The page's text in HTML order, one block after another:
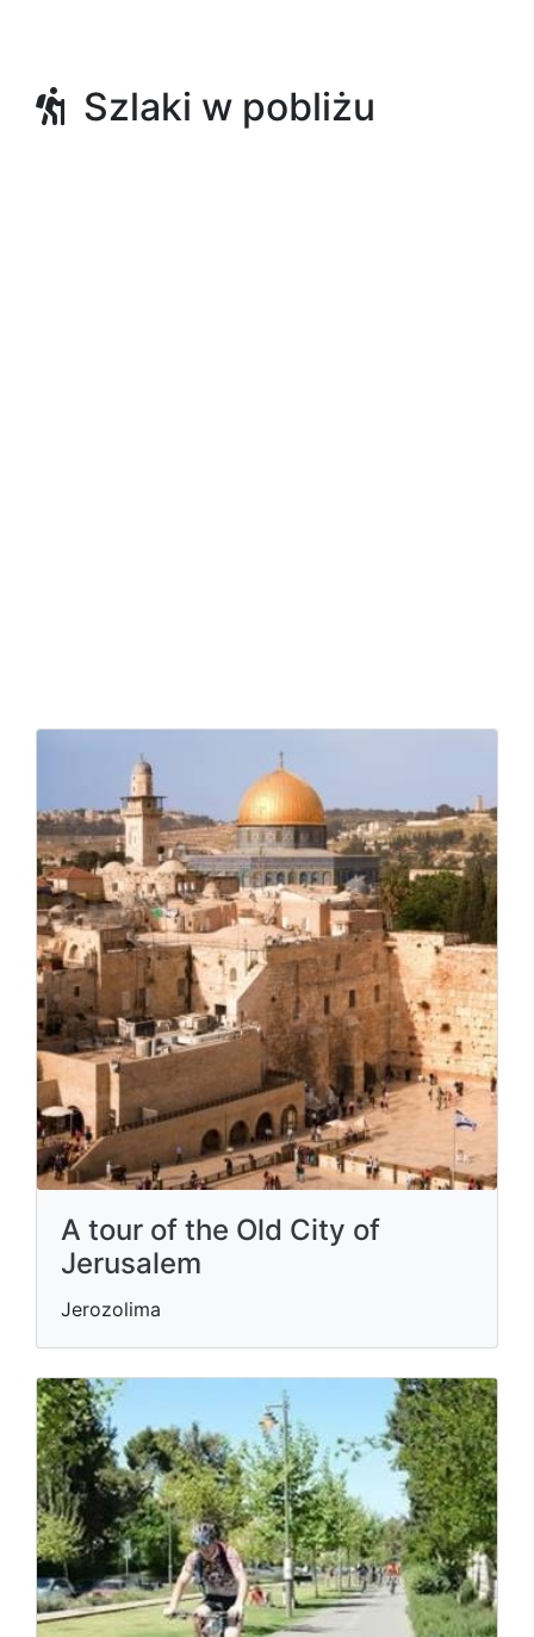
Szlaki w pobliżu
A tour of the Old City of
Jerusalem
Jerozolima